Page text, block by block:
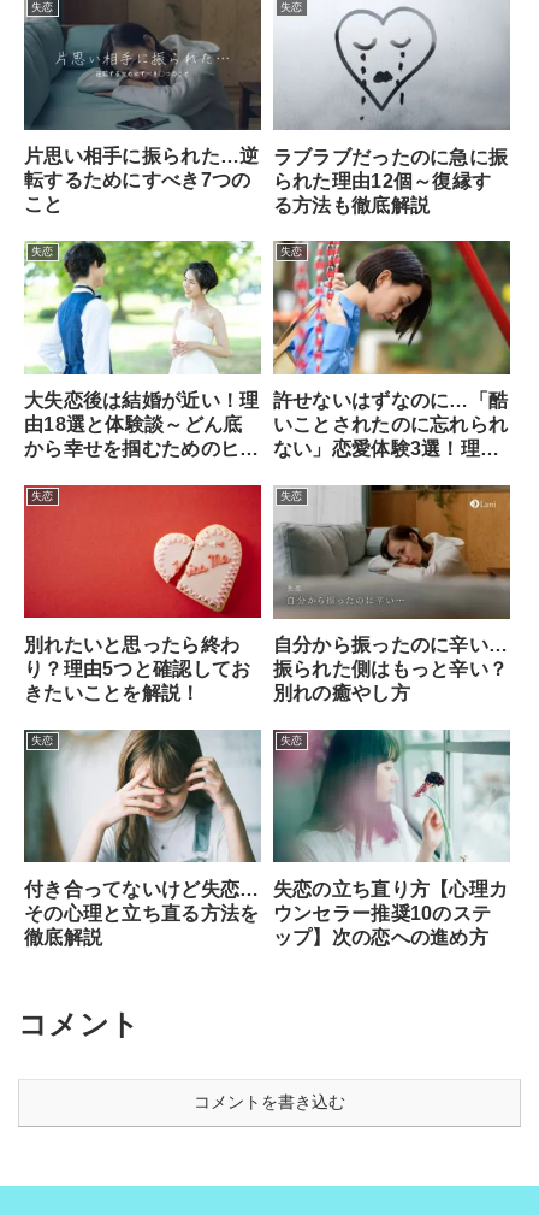
失恋
片思い相手に振られた…逆
転するためにすべき7つの
こと
失恋
ラブラブだったのに急に振
られた理由12個～復縁す
る方法も徹底解説
失恋
大失恋後は結婚が近い！理
由18選と体験談～どん底
から幸せを掴むためのヒン
失恋
許せないはずなのに…「酷
いことされたのに忘れられ
ない」恋愛体験3選！理由
失恋
別れたいと思ったら終わ
り？理由5つと確認してお
きたいことを解説！
失恋
自分から振ったのに辛い…
振られた側はもっと辛い？
別れの癒やし方
失恋
付き合ってないけど失恋…
その心理と立ち直る方法を
徹底解説
失恋
失恋の立ち直り方【心理カ
ウンセラー推奨10のステ
ップ】次の恋への進め方
コメント
コメントを書き込む